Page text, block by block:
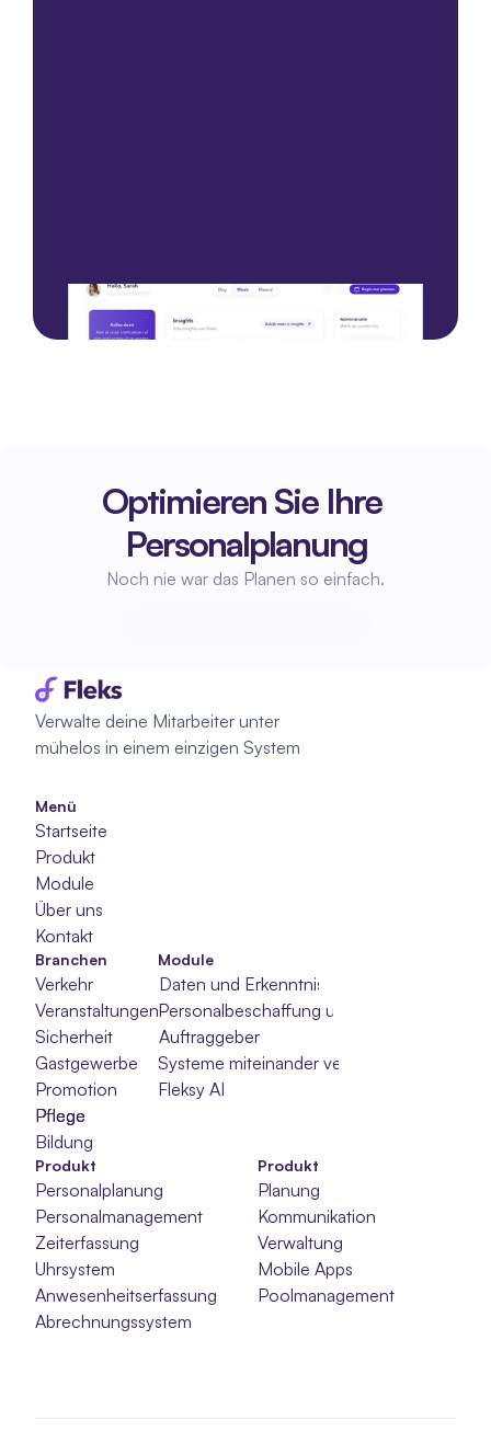
Optimieren Sie Ihre
Personalplanung
Noch nie war das Planen so einfach.
Verwalte deine Mitarbeiter unter
mühelos in einem einzigen System
Menü
Startseite
Produkt
Module
Über uns
Kontakt
Module
Daten und Erkenntnisse
Personalbeschaffung und -auswahl
Auftraggeber
Systeme miteinander verbinden
Fleksy AI
Branchen
Verkehr
Veranstaltungen
Sicherheit
Gastgewerbe
Promotion
Pflege
Pflege
Pflege
Bildung
Produkt
Personalplanung
Personalmanagement
Zeiterfassung
Uhrsystem
Anwesenheitserfassung
Abrechnungssystem
Planung
Kommunikation
Verwaltung
Mobile Apps
Poolmanagement
Produkt